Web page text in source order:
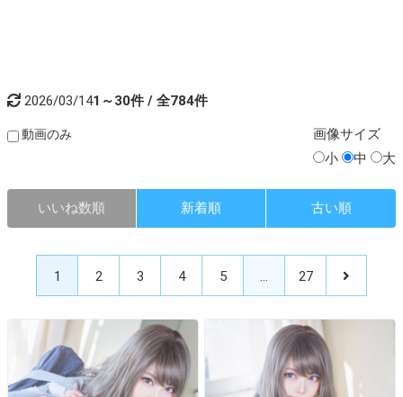
2026/03/141～30件 / 全784件
動画のみ 画像サイズ
小
中 大
いいね数順 新着順 古い順
1 2 3 4 5 … 27